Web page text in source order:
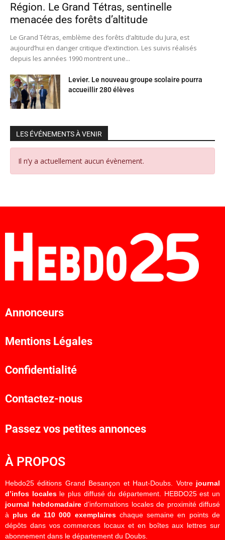
Région. Le Grand Tétras, sentinelle
menacée des forêts d’altitude
Le Grand Tétras, emblème des forêts d’altitude du Jura, est
aujourd’hui en danger critique d’extinction. Les suivis réalisés
depuis les années 1990 montrent une...
Levier. Le nouveau groupe scolaire pourra
accueillir 280 élèves
LES ÉVÉNEMENTS À VENIR
Il n’y a actuellement aucun évènement.
Annonceurs
Mentions Légales
Confidentialité
Contactez-nous
Passez vos petites annonces
À PROPOS
Hebdo25 éditions Grand Besançon et Haut-Doubs. Votre journal
d’infos localesle plus diffusé du département. HEBDO25 est un
journal hebdomadaired’informations locales de proximité diffusé
à plus de 110 000 exemplaireschaque semaine en points de
dépôts dans vos commerces locaux et en boîtes aux lettres sur
abonnement dans le département du Doubs.